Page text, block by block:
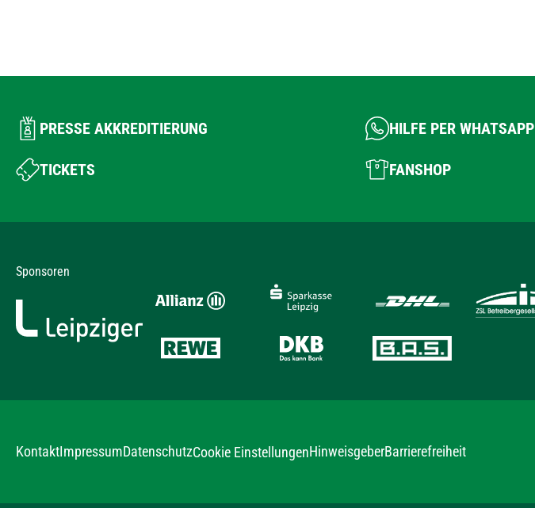
PRESSE AKKREDITIERUNG HILFE PER WHATSAPP
TICKETS FANSHOP
Sponsoren
KontaktImpressumDatenschutzCookie EinstellungenHinweisgeberBarrierefreiheit